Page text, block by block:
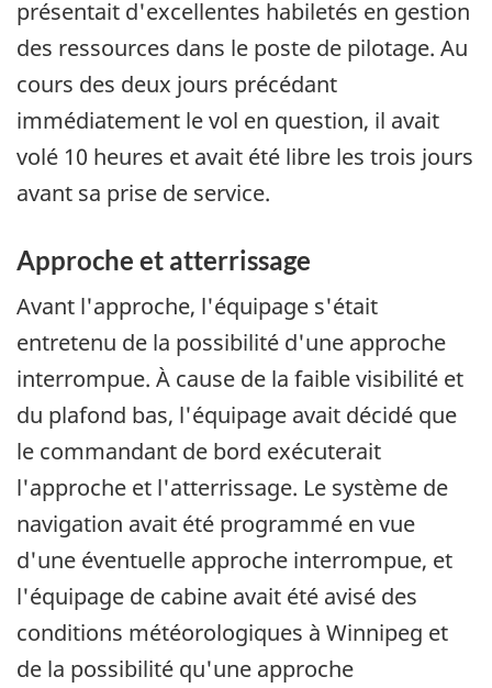
présentait d'excellentes habiletés en gestion
des ressources dans le poste de pilotage. Au
cours des deux jours précédant
immédiatement le vol en question, il avait
volé 10 heures et avait été libre les trois jours
avant sa prise de service.
Approche et atterrissage
Avant l'approche, l'équipage s'était
entretenu de la possibilité d'une approche
interrompue. À cause de la faible visibilité et
du plafond bas, l'équipage avait décidé que
le commandant de bord exécuterait
l'approche et l'atterrissage. Le système de
navigation avait été programmé en vue
d'une éventuelle approche interrompue, et
l'équipage de cabine avait été avisé des
conditions météorologiques à Winnipeg et
de la possibilité qu'une approche